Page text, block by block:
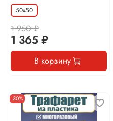
50х50
1 950 ₽
1 365 ₽
В корзину
-30%